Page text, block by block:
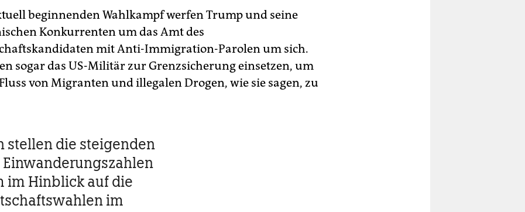
beginnenden Wahlkampf werfen Trump und seine
Konkurrenten um das Amt des
mit Anti-Immigration-Parolen um sich.
sogar das US-Militär zur Grenzsicherung einsetzen, um
von Migranten und illegalen Drogen, wie sie sagen, zu
stellen die steigenden
im Hinblick auf die
im